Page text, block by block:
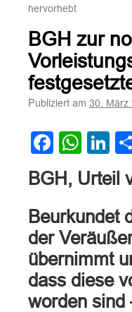
hervorhebt
BGH zur
Publiziert am 30. März
BGH, Urteil
Beurkundet
der
übernimmt
dass diese
worden sind